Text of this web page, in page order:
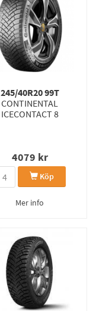
245/40R20 99T
CONTINENTAL
ICECONTACT 8
4079 kr
Köp
Mer info